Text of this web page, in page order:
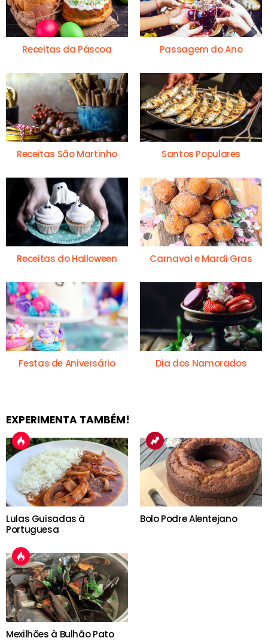
Receitas da Páscoa Passagem do Ano
Receitas São Martinho Santos Populares
Receitas do Halloween Carnaval e Mardi Gras
Festas de Aniversário Dia dos Namorados
EXPERIMENTA TAMBÉM!
Lulas Guisadas à
Portuguesa
Bolo Podre Alentejano
Mexilhões à Bulhão Pato